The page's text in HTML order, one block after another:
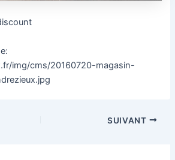
img/cms/20160720-magasin-
SUIVANT